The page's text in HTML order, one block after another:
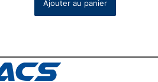
Ajouter au panier